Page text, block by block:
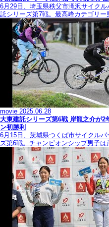
6月29日、埼玉県秩父市滝沢サイク
託シリーズ第7戦。最高峰カテゴリ
movie 2025.06.28
大東建託シリーズ第6戦 岸龍之介が
ン初勝利
6月15日、茨城県つくば市サイクル
ズ第6戦。チャンピオンシップ男子